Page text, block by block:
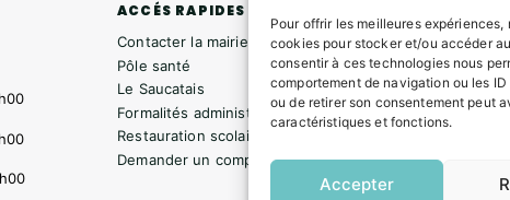
Pour offrir les meilleures
cookies pour stocker et/ou accéder
consentir à ces technologies nous
comportement de navigation ou les
ou de retirer son consentement peut
caractéristiques et fonctions.
Accepter
ACCÉS RAPIDES
Contacter la mairie
Pôle santé
Le Saucatais
Formalités administratives
Restauration scolaire
Demander un composteur
Mentions
Politique de
Plan du site